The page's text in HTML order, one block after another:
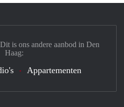
is ons andere aanbod in Den
Haag:
Appartementen